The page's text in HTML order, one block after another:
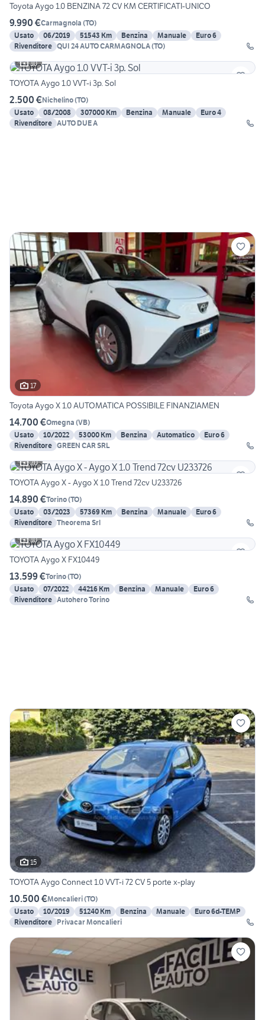
Toyota Aygo 1.0 BENZINA 72 CV KM CERTIFICATI-UNICO
9.990 €Carmagnola (TO)
Usato
06/2019 51543 Km Benzina Manuale
Euro 6
Rivenditore QUI 24 AUTO CARMAGNOLA (TO)
10
TOYOTA Aygo 1.0 VVT-i 3p. Sol
2.500 €Nichelino(TO)
Usato
08/2008 307000 Km Benzina Manuale
Euro 4
Rivenditore AUTO DUE A
17
Toyota Aygo X 1.0 AUTOMATICA POSSIBILE FINANZIAMEN
14.700 €Omegna (VB)
Usato
10/2022 53000 Km Benzina Automatico
Euro 6
Rivenditore GREEN CAR SRL
20
TOYOTA Aygo X - Aygo X 1.0 Trend 72cv U233726
14.890 €Torino(TO)
Usato
03/2023 57369 Km Benzina Manuale
Euro 6
Rivenditore Theorema Srl
10
TOYOTA Aygo X FX10449
13.599 €Torino(TO)
Usato
07/2022 44216 Km Benzina Manuale
Euro 6
Rivenditore Autohero Torino
15
TOYOTA Aygo Connect 1.0 VVT-i 72 CV 5 porte x-play
10.500 €Moncalieri(TO)
Usato
10/2019 51240 Km Benzina Manuale
Euro 6d-TEMP
Rivenditore Privacar Moncalieri